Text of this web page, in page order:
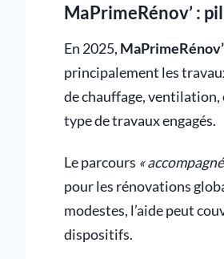
MaPrimeRénov’ :
En 2025, MaPrimeRénov’
principalement les
de chauffage, ventilation,
type de travaux engagés.
Le parcours «
pour les rénovations
modestes, l’aide peut
dispositifs.